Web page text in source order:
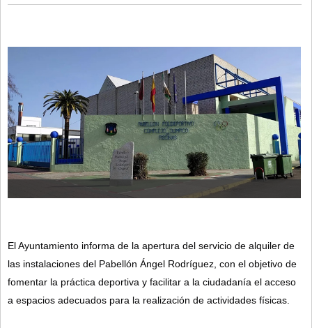
El Ayuntamiento informa de la apertura del servicio de alquiler de
las instalaciones del Pabellón Ángel Rodríguez, con el objetivo de
fomentar la práctica deportiva y facilitar a la ciudadanía el acceso
a espacios adecuados para la realización de actividades físicas.